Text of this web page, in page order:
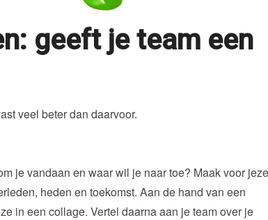
geeft je team een
veel beter dan daarvoor.
je vandaan en waar wil je naar toe? Maak voor
heden en toekomst. Aan de hand van een
in een collage. Vertel daarna aan je team over je